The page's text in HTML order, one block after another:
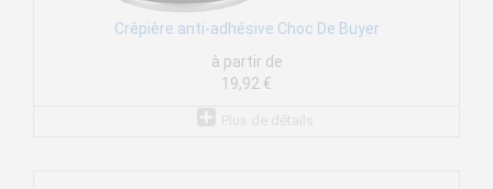
Crêpière anti-adhésive Choc De Buyer
à partir de
19,92 €
Plus de détails